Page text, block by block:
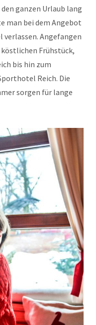
ganzen Urlaub lang
man bei dem Angebot
Angefangen
Frühstück,
bis hin zum
Reich. Die
sorgen für lange